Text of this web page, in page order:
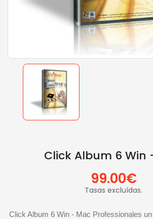
Click Album 6 Win
99.00€
Tasas excluídas.
Click Album 6 Win - Mac Professionales un